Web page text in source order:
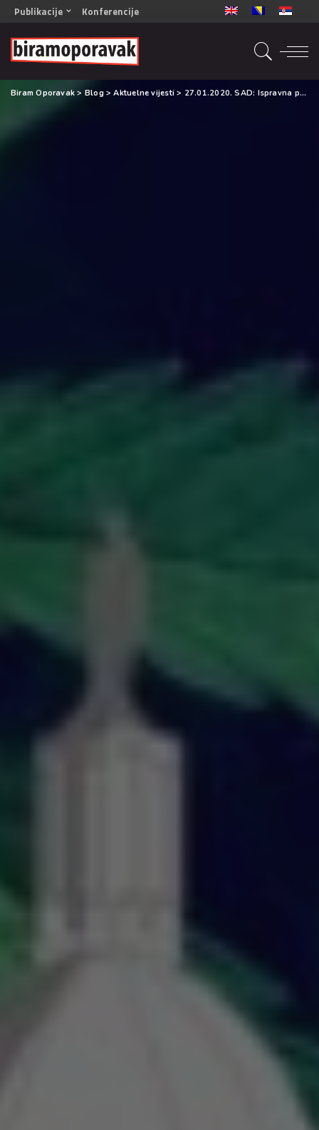
Publikacije
OPORAVAK- Naš zajednički cilj BiH/CG
OPORAVAK- Naš zajednički cilj SRB
RECOVERY- Our common goal ENG
OPORAVAK- Naš zajednički cilj 2
Konferencije
Biram Oporavak > Blog >Aktuelne vijesti > 27.01.2020. SAD: Ispravna politika prema drogama